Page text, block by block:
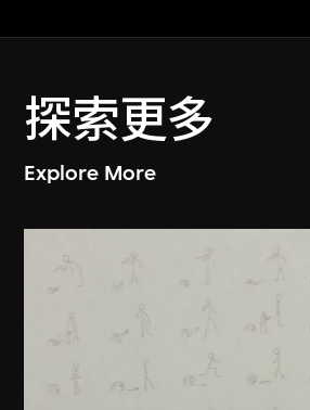
探索更多
Explore More